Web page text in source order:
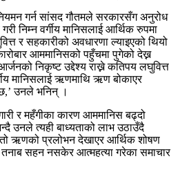
गर्न सांसद गौतमले सरकारसँग अनुरोध
निम्न वर्गीय मानिसलाई आर्थिक रुपमा
र सहकारीको अवधारणा ल्याइएको थियो
आममानिसको पहुँचमा पुगेको देख्न
निकृष्ट उद्देश्य राख्ने कतिपय लघुवित्त
मानिसलाई ऋणमाथि ऋण बोकाएर
उनले भनिन् ।
र महँगीका कारण आममानिस बढ्दो
उनले त्यही बाध्यताको लाभ उठाउँदै
ऋणको प्रलोभन देखाएर आर्थिक शोषण
सहन नसकेर आत्महत्या गरेका समाचार